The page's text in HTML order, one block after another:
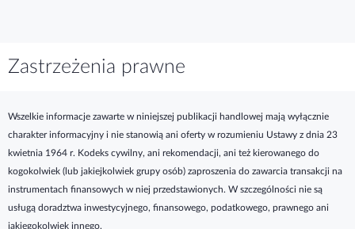
Zastrzeżenia prawne
Wszelkie informacje zawarte w niniejszej publikacji handlowej mają wyłącznie
charakter informacyjny i nie stanowią ani oferty w rozumieniu Ustawy z dnia 23
kwietnia 1964 r. Kodeks cywilny, ani rekomendacji, ani też kierowanego do
kogokolwiek (lub jakiejkolwiek grupy osób) zaproszenia do zawarcia transakcji na
instrumentach finansowych w niej przedstawionych. W szczególności nie są
usługą doradztwa inwestycyjnego, finansowego, podatkowego, prawnego ani
jakiegokolwiek innego.